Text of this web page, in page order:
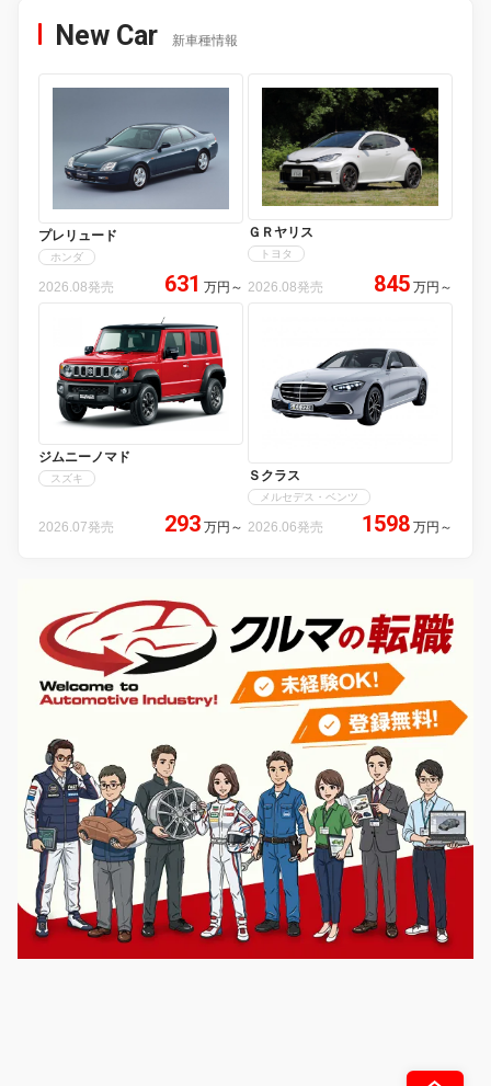
New Car 新車種情報
プレリュード
ホンダ
2026.08発売 631 万円 ～
ＧＲヤリス
トヨタ
2026.08発売 845 万円 ～
ジムニーノマド
スズキ
2026.07発売 293 万円 ～
Ｓクラス
メルセデス・ベンツ
2026.06発売 1598 万円 ～